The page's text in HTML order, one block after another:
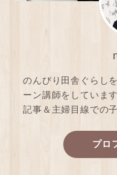
のんびり田舎ぐらし
ーン講師をしていま
記事＆主婦目線での
プロ